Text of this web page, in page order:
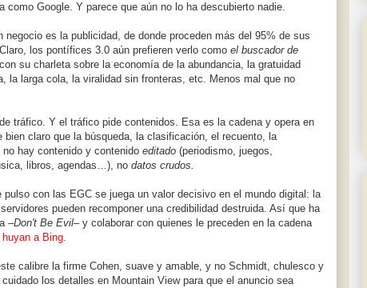
como Google. Y parece que aún no lo ha descubierto nadie.
negocio es la publicidad, de donde proceden más del 95% de sus
los pontífices 3.0 aún prefieren verlo como el buscador de
su charleta sobre la economía de la abundancia, la gratuidad
la larga cola, la viralidad sin fronteras, etc. Menos mal que no
tráfico. Y el tráfico pide contenidos. Esa es la cadena y opera en
claro que la búsqueda, la clasificación, el recuento, la
hay contenido y contenido editado (periodismo, juegos,
libros, agendas…), no datos crudos.
pulso con las EGC se juega un valor decisivo en el mundo digital: la
pueden recomponer una credibilidad destruida. Así que ha
–Don't Be Evil–y colaborar con quienes le preceden en la cadena
huyan a Bing.
calibre la firme Cohen, suave y amable, y no Schmidt, chulesco y
los detalles en Mountain View para que el anuncio sea